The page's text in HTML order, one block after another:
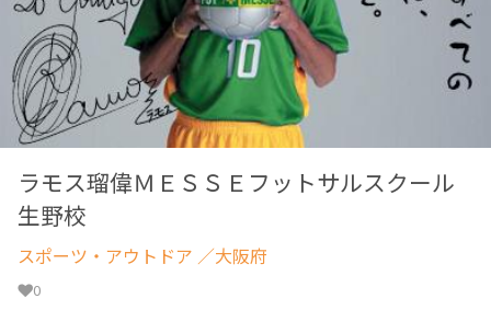
ラモス瑠偉ＭＥＳＳＥフットサルスクール
生野校
スポーツ・アウトドア ／大阪府
0